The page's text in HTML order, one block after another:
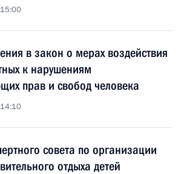
в закон о мерах воздействия
к нарушениям
прав и свобод человека
совета по организации
отдыха детей